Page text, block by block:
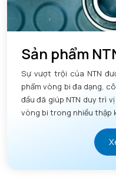
Sản phẩm
Sự vượt trội của NTN
phẩm vòng bi đa dạng,
đầu đã giúp NTN duy trì
vòng bi trong nhiều thập